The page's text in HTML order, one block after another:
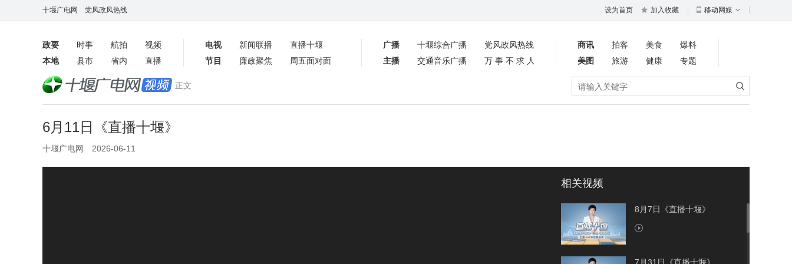
十堰广电网 党风政风热线 设为首页 加入收藏 移动网媒
政要 时事 航拍
视频
本地
县市 省内 直播
电视 新闻联播
直播十堰
节目
廉政聚焦 周五面对面
广播 十堰综合广播
党风政风热线
主播
交通音乐广播 万事不求人
商讯 拍客 美食
爆料
美图
旅游 健康
专题
数字报
正文
6月11日《直播十堰》
十堰广电网 2026-06-11
相关视频
8月7日《直播十堰》